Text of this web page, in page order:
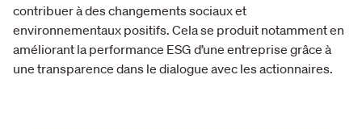
contribuer à des changements sociaux et
environnementaux positifs. Cela se produit notamment en
améliorant la performance ESG d’une entreprise grâce à
une transparence dans le dialogue avec les actionnaires.